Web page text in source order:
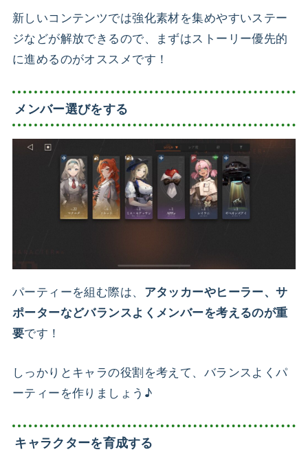
新しいコンテンツでは強化素材を集めやすいステー
ジなどが解放できるので、まずはストーリー優先的
に進めるのがオススメです！
メンバー選びをする
パーティーを組む際は、 アタッカーやヒーラー、サ
ポーターなどバランスよくメンバーを考えるのが重
要です！
しっかりとキャラの役割を考えて、バランスよくパ
ーティーを作りましょう♪
キャラクターを育成する